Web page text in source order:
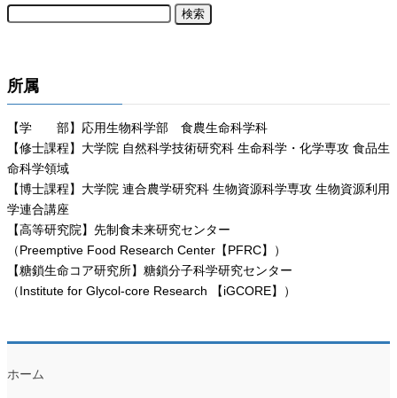
所属
【学 部】応用生物科学部 食農生命科学科
【修士課程】大学院 自然科学技術研究科 生命科学・化学専攻 食品生
命科学領域
【博士課程】大学院 連合農学研究科 生物資源科学専攻 生物資源利用
学連合講座
【高等研究院】先制食未来研究センター
（Preemptive Food Research Center【PFRC】）
【糖鎖生命コア研究所】糖鎖分子科学研究センター
（Institute for Glycol-core Research 【iGCORE】）
ホーム